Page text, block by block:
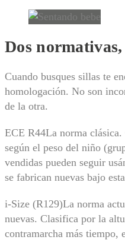
Dos
Cuando busques sillas te
homologación. No son
de la otra.
ECE R44La norma
según el peso del niño
vendidas pueden seguir
se fabrican nuevas bajo
i-Size (R129)La norma
nuevas. Clasifica por la
contramarcha más tiempo,